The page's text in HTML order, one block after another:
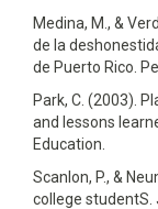
Medina, M., &
de la
de Puerto Rico.
Park, C. (2003).
and lessons
Education.
Scanlon, P., &
college studentS.